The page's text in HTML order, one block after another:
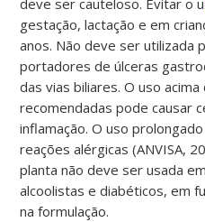
gestação, lactação e em
anos. Não deve ser utilizada
portadores de úlceras
das vias biliares. O uso
recomendadas pode causar
inflamação. O uso
reações alérgicas (ANVISA,
planta não deve ser usada
alcoolistas e diabéticos, em
na formulação.